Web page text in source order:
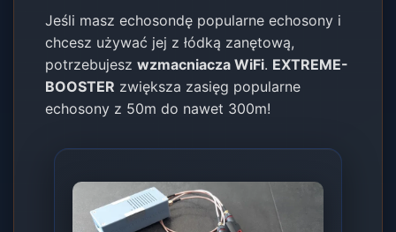
Jeśli masz echosondę popularne echosony i
chcesz używać jej z łódką zanętową,
potrzebujeszwzmacniacza WiFi. EXTREME-
BOOSTER zwiększa zasięg popularne
echosony z 50m do nawet 300m!